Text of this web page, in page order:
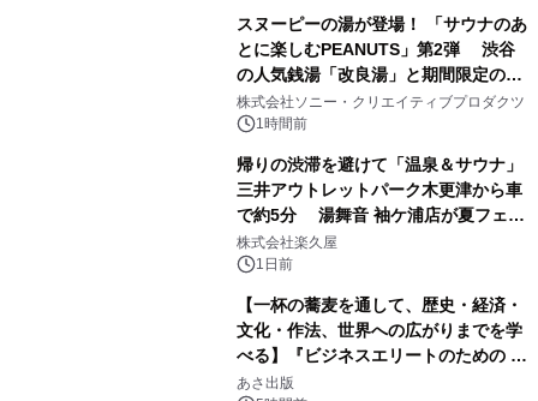
スヌーピーの湯が登場！ 「サウナのあ
とに楽しむPEANUTS」第2弾 渋谷
の人気銭湯「改良湯」と期間限定のコ
ラボレーション サウナイキタイコラ
ボグッズも発売決定！
株式会社ソニー・クリエイティブプロダクツ
1時間前
帰りの渋滞を避けて「温泉＆サウナ」
三井アウトレットパーク木更津から車
で約5分 湯舞音 袖ケ浦店が夏フェア
メニューを提供
株式会社楽久屋
1日前
【一杯の蕎麦を通して、歴史・経済・
文化・作法、世界への広がりまでを学
べる】『ビジネスエリートのための 教
養としての蕎麦』2026年8月25日
あさ出版